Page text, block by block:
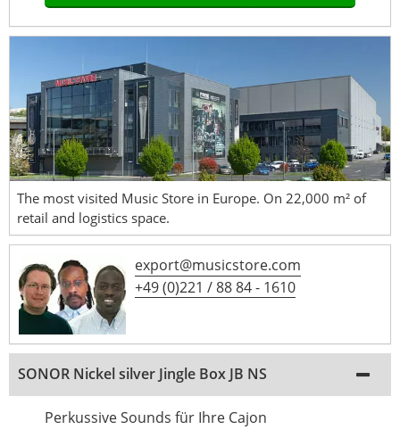
The most visited Music Store in Europe. On 22,000 m² of
retail and logistics space.
export@musicstore.com
+49 (0)221 / 88 84 - 1610
SONOR Nickel silver Jingle Box JB NS
Perkussive Sounds für Ihre Cajon